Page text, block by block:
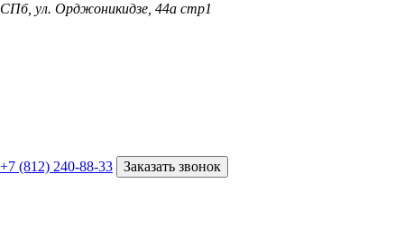
СПб, ул. Орджоникидзе, 44а стр1
+7 (812) 240-88-33 Заказать звонок